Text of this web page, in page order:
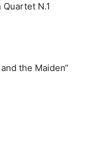
N.1
the Maiden“